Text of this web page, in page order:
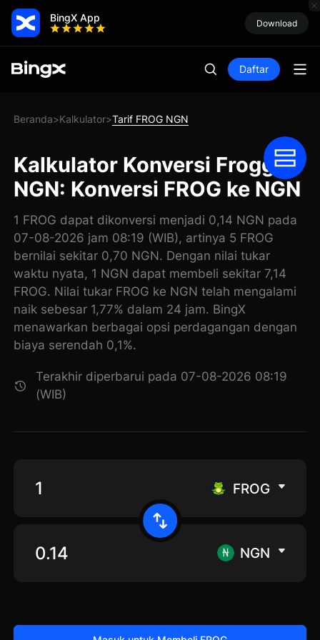
BingX App Download
Daftar
Beranda>Kalkulator>Tarif FROG NGN
Kalkulator Konversi Froggy
NGN: Konversi FROG ke NGN
1 FROG dapat dikonversi menjadi 0,14 NGN pada
07-08-2026 jam 08:19 (WIB), artinya 5 FROG
bernilai sekitar 0,70 NGN. Dengan nilai tukar
waktu nyata, 1 NGN dapat membeli sekitar 7,14
FROG. Nilai tukar FROG ke NGN telah mengalami
naik sebesar 1,77% dalam 24 jam. BingX
menawarkan berbagai opsi perdagangan dengan
biaya serendah 0,1%.
Terakhir diperbarui pada 07-08-2026 08:19
(WIB)
FROG
NGN